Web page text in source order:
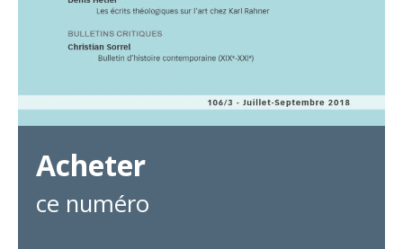
Acheter
ce numéro